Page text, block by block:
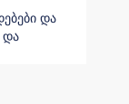
და
და